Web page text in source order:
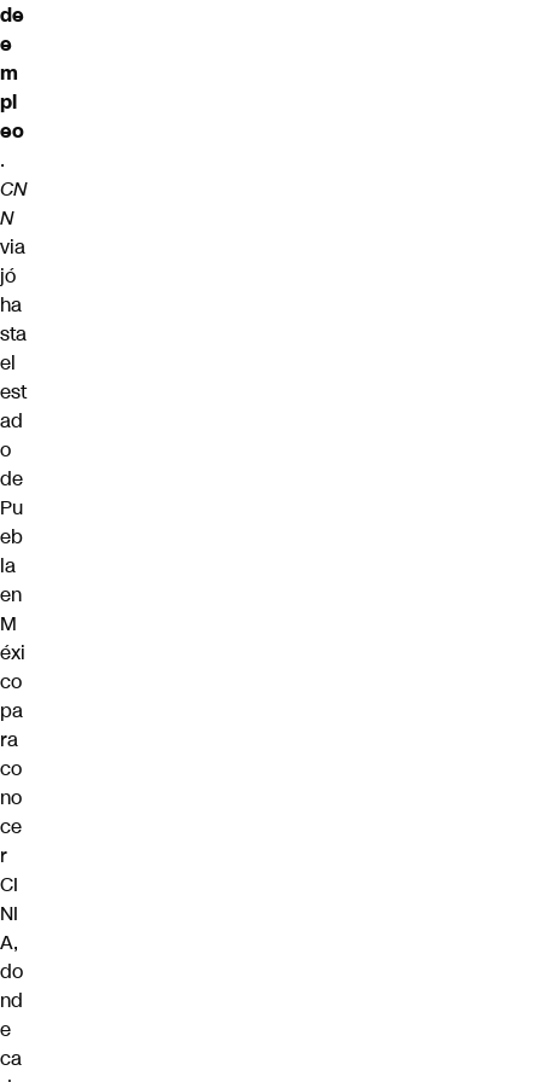
de
e
m
pl
eo
.
CN
N
via
jó
ha
sta
el
est
ad
o
de
Pu
eb
la
en
M
éxi
co
pa
ra
co
no
ce
r
CI
NI
A,
do
nd
e
ca